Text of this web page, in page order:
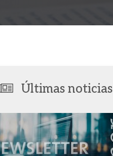
Últimas noticias